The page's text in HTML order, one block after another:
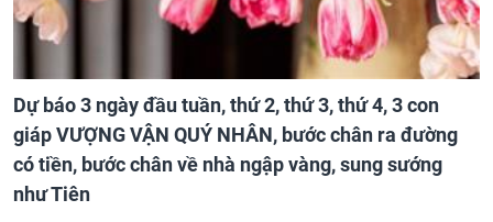
Dự báo 3 ngày đầu tuần, thứ 2, thứ 3, thứ 4, 3 con
giáp VƯỢNG VẬN QUÝ NHÂN, bước chân ra đường
có tiền, bước chân về nhà ngập vàng, sung sướng
như Tiên